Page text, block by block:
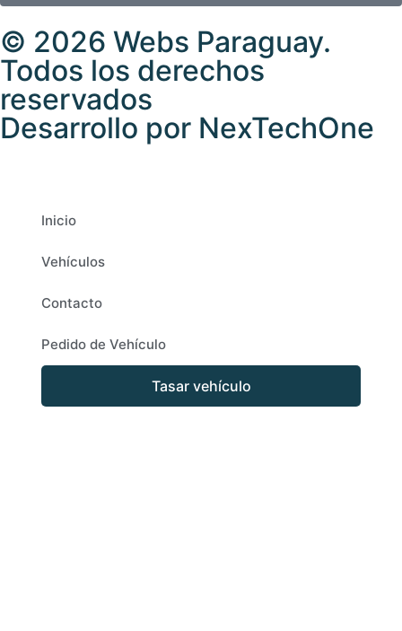
© 2026 Webs Paraguay.
Todos los derechos
reservados
Desarrollo por NexTechOne
Inicio
Vehículos
Contacto
Pedido de Vehículo
Tasar vehículo